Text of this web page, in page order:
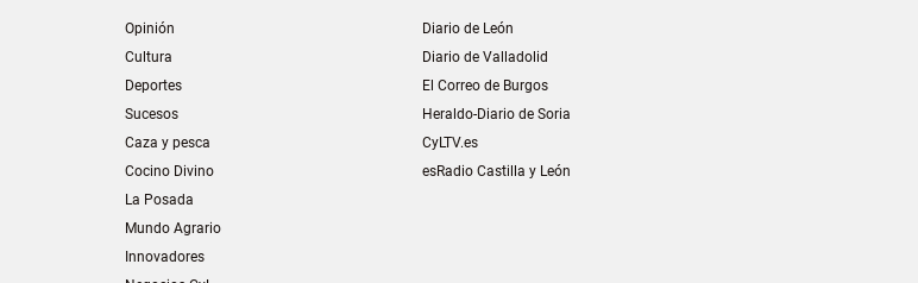
Opinión
Cultura
Deportes
Sucesos
Caza y pesca
Cocino Divino
La Posada
Mundo Agrario
Innovadores
Diario de León
Diario de Valladolid
El Correo de Burgos
Heraldo-Diario de Soria
CyLTV.es
esRadio Castilla y León